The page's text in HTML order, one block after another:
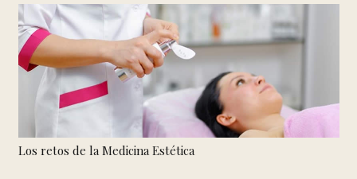
Los retos de la Medicina Estética